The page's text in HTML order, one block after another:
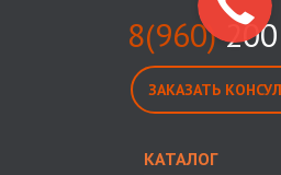
8(960)
ЗАКАЗАТЬ
КАТАЛОГ